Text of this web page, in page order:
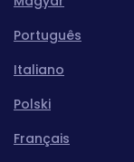
Português
Italiano
Polski
Français